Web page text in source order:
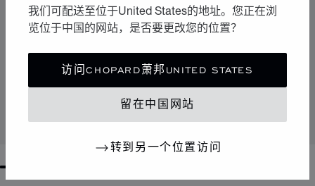
我们可配送至位于United States的地址。您正在浏
览位于中国的网站，是否要更改您的位置？
访问CHOPARD萧邦UNITED STATES
留在中国网站
转到另一个位置访问
DIAMOND钻石中号钱包
联系我们